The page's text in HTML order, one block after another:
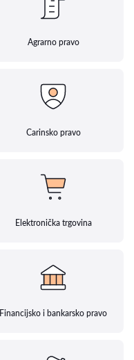
Agrarno pravo
Carinsko pravo
Elektronička trgovina
Financijsko i bankarsko pravo